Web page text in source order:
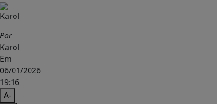
Por
Karol
Em
06/01/2026
19:16
A-